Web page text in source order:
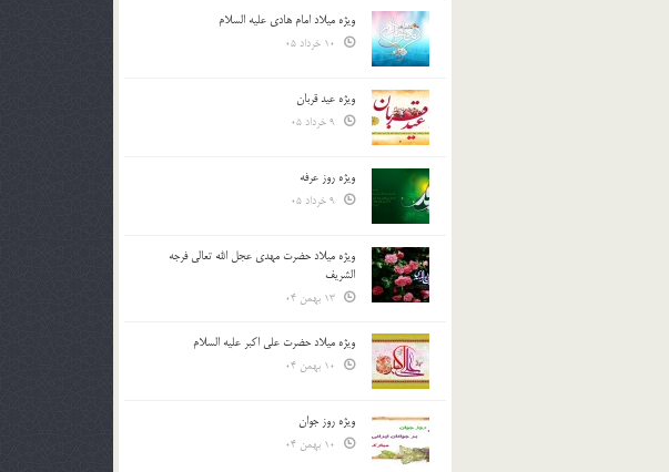
ویژه میلاد امام هادی علیه السلام
ویژه عید قربان
ویژه روز عرفه
ویژه میلاد حضرت مهدی عجل الله تعالی فرجه
الشريف
ویژه میلاد حضرت علی اکبر علیه السلام
ویژه روز جوان